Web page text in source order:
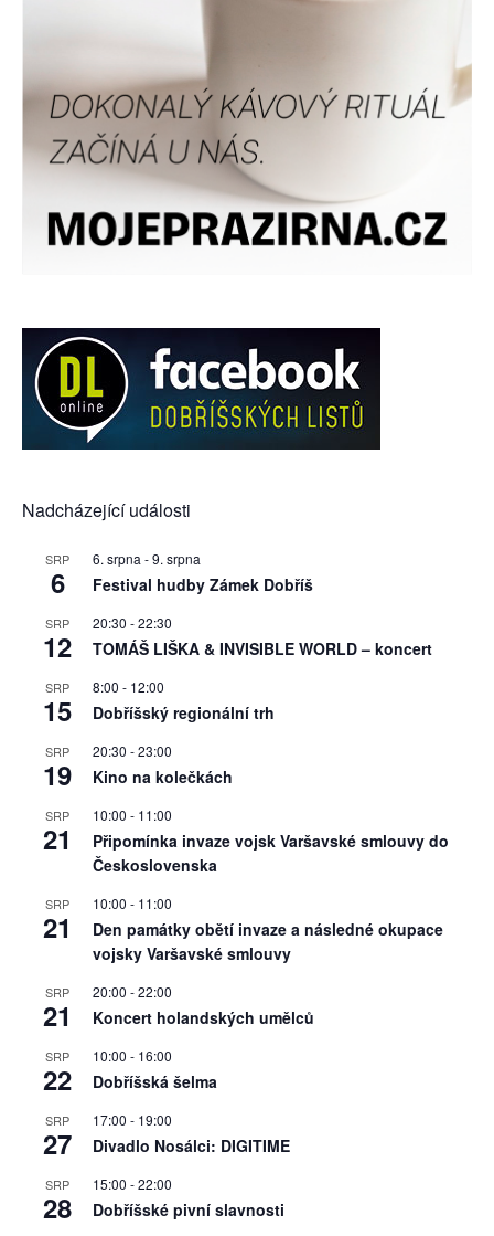
Nadcházející události
SRP
6
6. srpna -9. srpna
Festival hudby Zámek Dobříš
SRP
12
20:30 -22:30
TOMÁŠ LIŠKA & INVISIBLE WORLD – koncert
SRP
15
8:00 - 12:00
Dobříšský regionální trh
SRP
19
20:30 -23:00
Kino na kolečkách
SRP
21
10:00 - 11:00
Připomínka invaze vojsk Varšavské smlouvy do
Československa
SRP
21
10:00 - 11:00
Den památky obětí invaze a následné okupace
vojsky Varšavské smlouvy
SRP
21
20:00 -22:00
Koncert holandských umělců
SRP
22
10:00 - 16:00
Dobříšská šelma
SRP
27
17:00 - 19:00
Divadlo Nosálci: DIGITIME
SRP
28
15:00 -22:00
Dobříšské pivní slavnosti